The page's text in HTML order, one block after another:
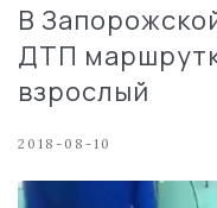
В
ДТП
взрослый
2018-08-10